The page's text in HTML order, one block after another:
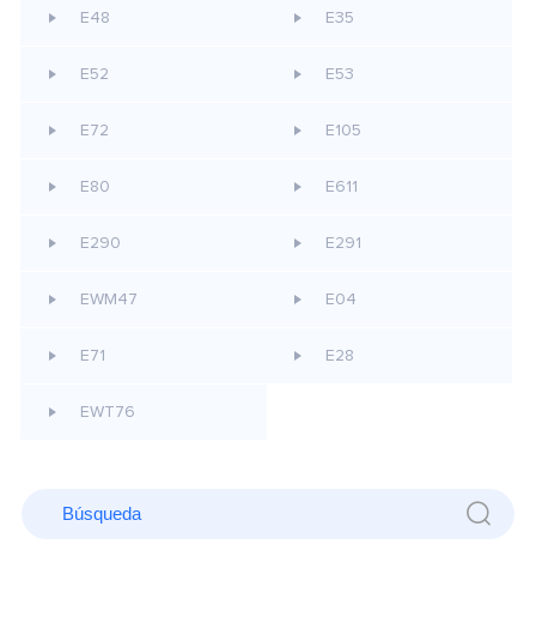
E48 E35
E52 E53
E72 E105
E80 E611
E290 E291
EWM47 E04
E71 E28
EWT76